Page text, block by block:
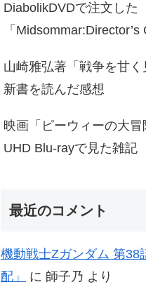
DiabolikDVDで注文した
「Midsommar:Director’s
山崎雅弘著「戦争を甘く
新書を読んだ感想
映画「ピーウィーの大
UHD Blu-rayで見た雑記
最近のコメント
機動戦士Zガンダム 第38
配」
に 師子乃 より